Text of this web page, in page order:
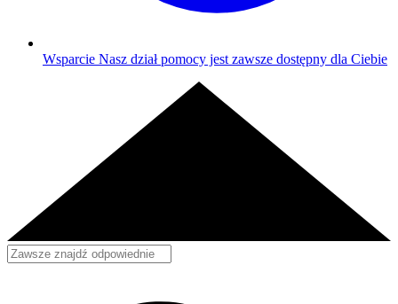
Wsparcie Nasz dział pomocy jest zawsze dostępny dla Ciebie